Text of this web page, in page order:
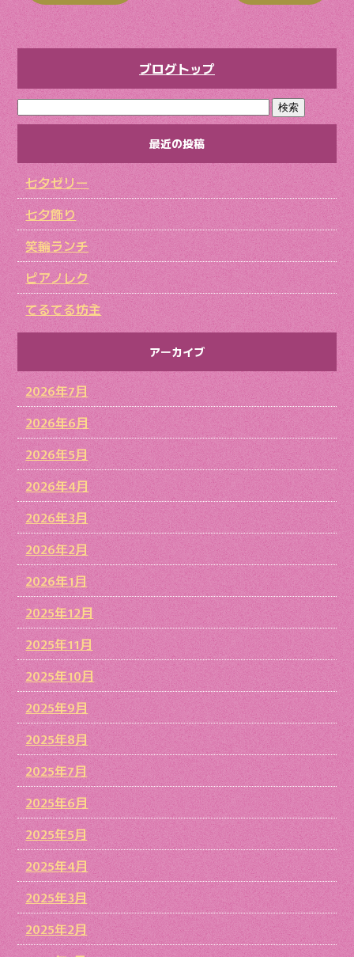
ブログトップ
最近の投稿
七夕ゼリー
七夕飾り
笑輪ランチ
ピアノレク
てるてる坊主
アーカイブ
2026年7月
2026年6月
2026年5月
2026年4月
2026年3月
2026年2月
2026年1月
2025年12月
2025年11月
2025年10月
2025年9月
2025年8月
2025年7月
2025年6月
2025年5月
2025年4月
2025年3月
2025年2月